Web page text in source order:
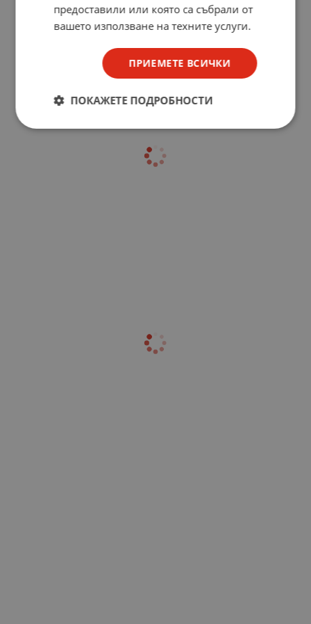
предоставили или която са събрали от
вашето използване на техните услуги.
ПРИЕМЕТЕ ВСИЧКИ
ПОКАЖЕТЕ ПОДРОБНОСТИ